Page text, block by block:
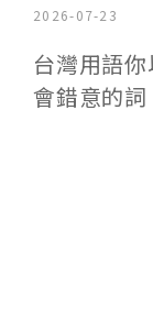
2026-07-23
台灣用語
會錯意的詞